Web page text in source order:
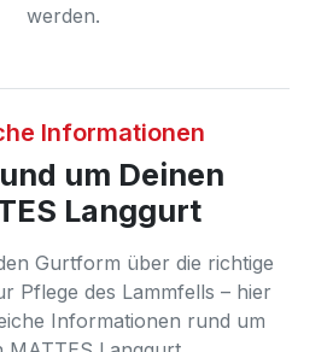
werden.
Informationen
um Deinen
Langgurt
Gurtform über die richtige
Pflege des Lammfells – hier
Informationen rund um